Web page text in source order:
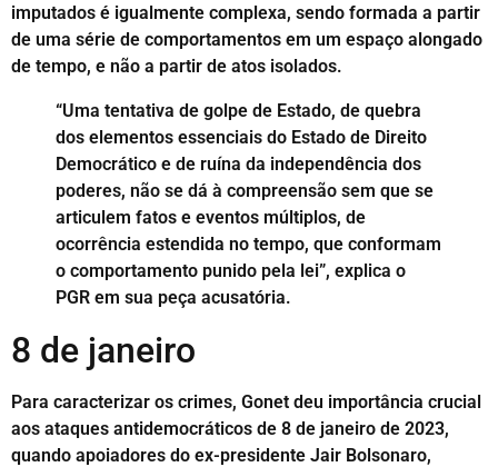
imputados é igualmente complexa, sendo formada a partir
de uma série de comportamentos em um espaço alongado
de tempo, e não a partir de atos isolados.
“Uma tentativa de golpe de Estado, de quebra
dos elementos essenciais do Estado de Direito
Democrático e de ruína da independência dos
poderes, não se dá à compreensão sem que se
articulem fatos e eventos múltiplos, de
ocorrência estendida no tempo, que conformam
o comportamento punido pela lei”, explica o
PGR em sua peça acusatória.
8 de janeiro
Para caracterizar os crimes, Gonet deu importância crucial
aos ataques antidemocráticos de 8 de janeiro de 2023,
quando apoiadores do ex-presidente Jair Bolsonaro,